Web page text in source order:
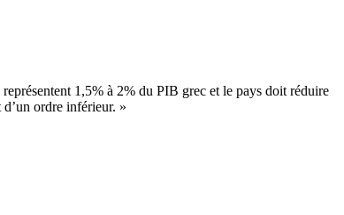
1,5% à 2% du PIB grec et le pays doit réduire
ordre inférieur. »